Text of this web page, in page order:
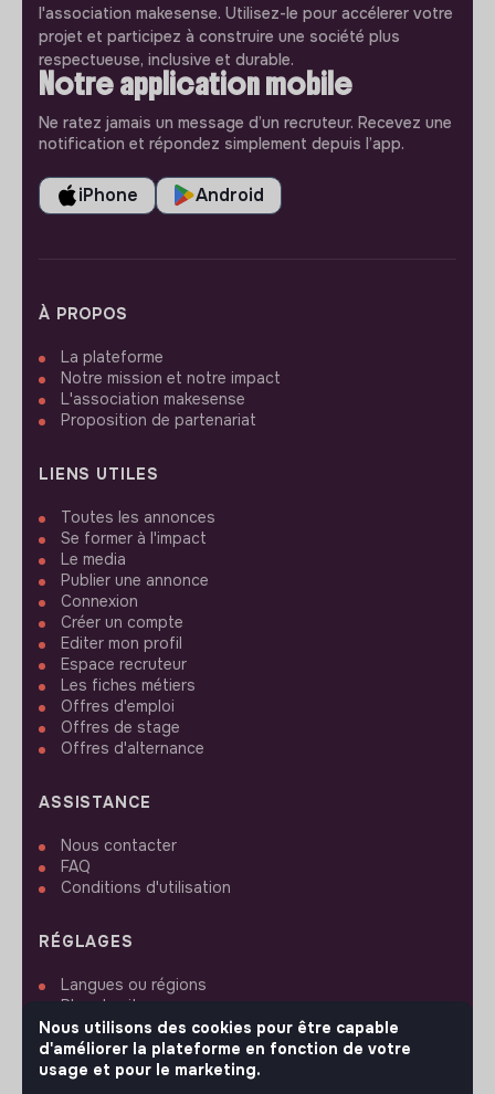
l'association makesense. Utilisez-le pour accélerer votre
projet et participez à construire une société plus
respectueuse, inclusive et durable.
Notre application mobile
Ne ratez jamais un message d’un recruteur. Recevez une
notification et répondez simplement depuis l’app.
iPhone Android
À PROPOS
La plateforme
Notre mission et notre impact
L'association makesense
Proposition de partenariat
LIENS UTILES
Toutes les annonces
Se former à l'impact
Le media
Publier une annonce
Connexion
Créer un compte
Editer mon profil
Espace recruteur
Les fiches métiers
Offres d'emploi
Offres de stage
Offres d'alternance
ASSISTANCE
Nous contacter
FAQ
Conditions d'utilisation
RÉGLAGES
Langues ou régions
Plan du site
Paramètres des cookies
Nous utilisons des cookies pour être capable
d'améliorer la plateforme en fonction de votre
usage et pour le marketing.